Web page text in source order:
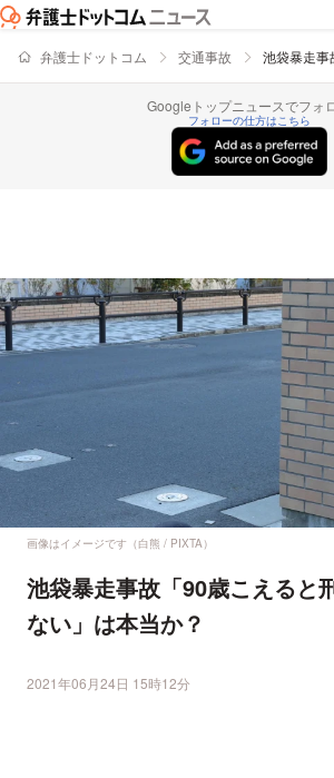
弁護士ドットコム 交通事故 池袋暴走
Googleトップニュースでフォ
フォローの仕方はこちら
画像はイメージです（白熊 / PIXTA）
池袋暴走事故「90歳こえると
ない」は本当か？
2021年06月24日 15時12分